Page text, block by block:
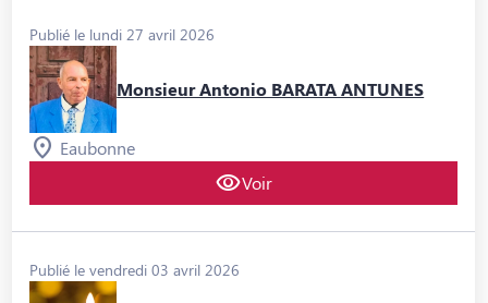
Publié le lundi 27 avril 2026
Monsieur Antonio BARATA ANTUNES
Eaubonne
Voir
Publié le vendredi 03 avril 2026